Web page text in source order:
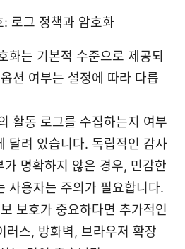
로그 정책과 암호화
화는 기본적 수준으로 제공되
션 여부는 설정에 따라 다릅
활동 로그를 수집하는지 여부
달려 있습니다. 독립적인 감사
명확하지 않은 경우, 민감한
사용자는 주의가 필요합니다.
보호가 중요하다면 추가적인
러스, 방화벽, 브라우저 확장